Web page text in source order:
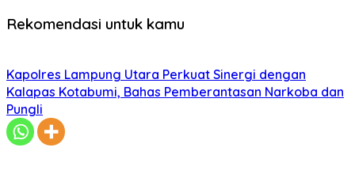
Rekomendasi untuk kamu
Kapolres Lampung Utara Perkuat Sinergi dengan
Kalapas Kotabumi, Bahas Pemberantasan Narkoba dan
Pungli